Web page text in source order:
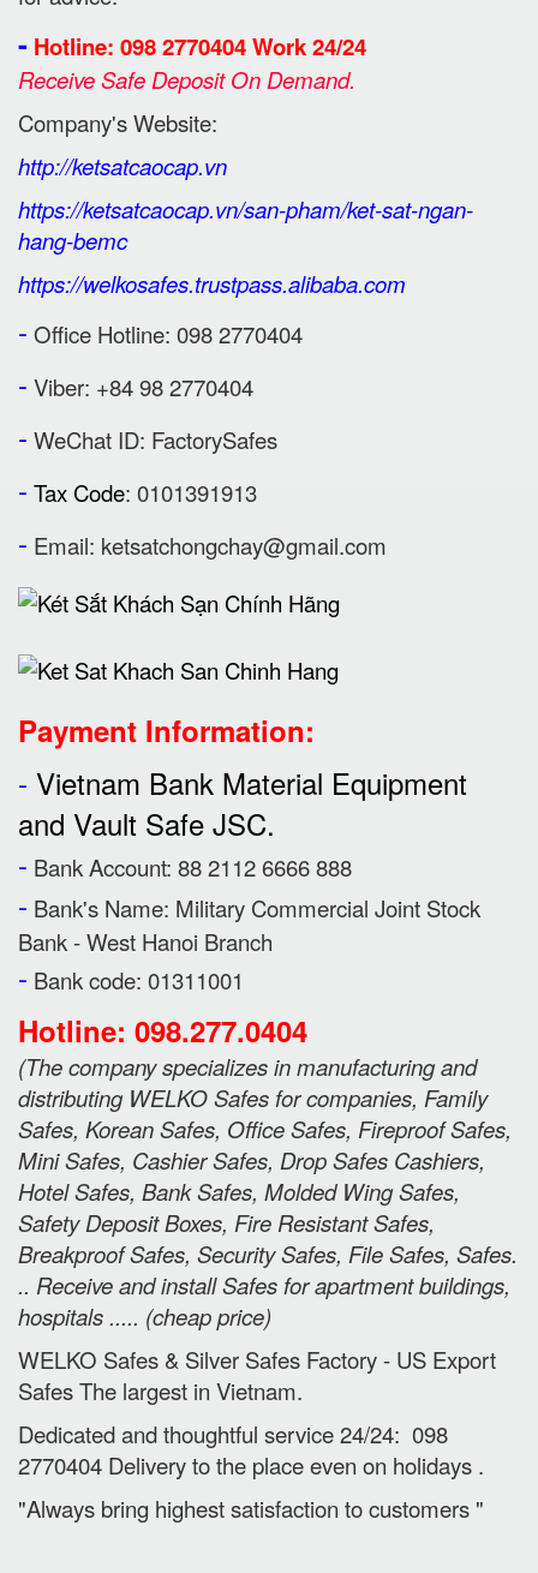
- Hotline: 098 2770404 Work 24/24
Receive Safe Deposit On Demand.
Company's Website:
http://ketsatcaocap.vn
https://ketsatcaocap.vn/san-pham/ket-sat-ngan-
hang-bemc
https://welkosafes.trustpass.alibaba.com
- Office Hotline: 098 2770404
- Viber: +84 98 2770404
- WeChat ID: FactorySafes
- Tax Code: 0101391913
- Email: ketsatchongchay@gmail.com
Payment Information:
- Vietnam Bank Material Equipment
and Vault Safe JSC.
- Bank Account: 88 2112 6666 888
- Bank's Name: Military Commercial Joint Stock
Bank - West Hanoi Branch
- Bank code: 01311001
Hotline: 098.277.0404
(The company specializes in manufacturing and
distributing WELKO Safes for companies, Family
Safes, Korean Safes, Office Safes, Fireproof Safes,
Mini Safes, Cashier Safes, Drop Safes Cashiers,
Hotel Safes, Bank Safes, Molded Wing Safes,
Safety Deposit Boxes, Fire Resistant Safes,
Breakproof Safes, Security Safes, File Safes, Safes.
.. Receive and install Safes for apartment buildings,
hospitals ..... (cheap price)
WELKO Safes & Silver Safes Factory - US Export
Safes The largest in Vietnam.
Dedicated and thoughtful service 24/24: 098
2770404 Delivery to the place even on holidays .
"Always bring highest satisfaction to customers "